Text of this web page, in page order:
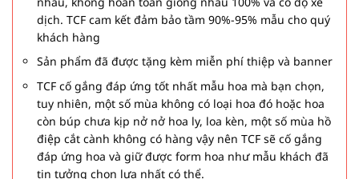
dịch. TCF cam kết đảm bảo tầm 90%-95% mẫu cho quý
khách hàng
Sản phẩm đã được tặng kèm miễn phí thiệp và banner
TCF cố gắng đáp ứng tốt nhất mẫu hoa mà bạn chọn,
tuy nhiên, một số mùa không có loại hoa đó hoặc hoa
còn búp chưa kịp nở nở hoa ly, loa kèn, một số mùa hồ
điệp cắt cành không có hàng vậy nên TCF sẽ cố gắng
đáp ứng hoa và giữ được form hoa như mẫu khách đã
tin tưởng chọn lựa nhất có thể.